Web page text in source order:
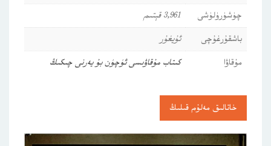
چۈشۈرۈلۈشى
3,961 قېتىم
باشقۇرغۇچى
ئۇيغۇر
مۇقاۋا
كىتاب مۇقاۋىسى ئۈچۈن بۇ يەرنى چىكىڭ
خاتالىق مەلۇم قىلىڭ